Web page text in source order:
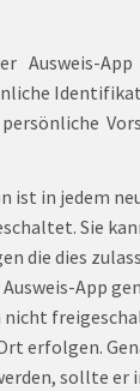
Ausweis-
ist in jedem
Sie
die dies
App
erfolgen.
sollte er